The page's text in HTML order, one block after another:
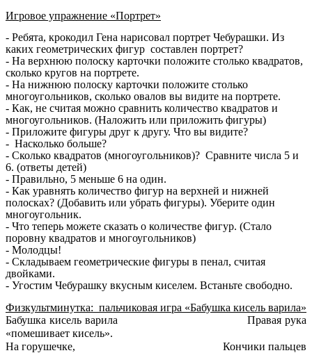
Игровое упражнение «Портрет»
- Ребята, крокодил Гена нарисовал портрет Чебурашки. Из
каких геометрических фигур составлен портрет?
- На верхнюю полоску карточки положите столько квадратов,
сколько кругов на портрете.
- На нижнюю полоску карточки положите столько
многоугольников, сколько овалов вы видите на портрете.
- Как, не считая можно сравнить количество квадратов и
многоугольников. (Наложить или приложить фигуры)
- Приложите фигуры друг к другу. Что вы видите?
- Насколько больше?
- Сколько квадратов (многоугольников)? Сравните числа 5 и
6. (ответы детей)
- Правильно, 5 меньше 6 на один.
- Как уравнять количество фигур на верхней и нижней
полосках? (Добавить или убрать фигуры). Уберите один
многоугольник.
- Что теперь можете сказать о количестве фигур. (Стало
поровну квадратов и многоугольников)
- Молодцы!
- Складываем геометрические фигуры в пенал, считая
двойками.
- Угостим Чебурашку вкусным киселем. Встаньте свободно.
Физкультминутка: пальчиковая игра «Бабушка кисель варила»
Бабушка кисель варила Правая рука
«помешивает кисель».
На горушечке, Кончики пальцев